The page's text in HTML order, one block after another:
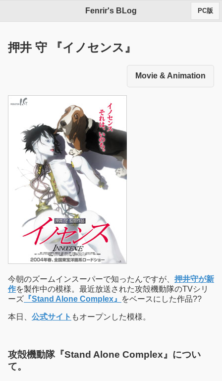
Fenrir's BLog PC版
押井 守 『イノセンス』
Movie & Animation
今朝のズームインスーパーで知ったんですが、 押井守が新
作を製作中の模様。最近放送された攻殻機動隊のTVシリ
ーズ 『Stand Alone Complex』 をベースにした作品??
本日、 公式サイト もオープンした模様。
攻殻機動隊『Stand Alone Complex』につい
て。